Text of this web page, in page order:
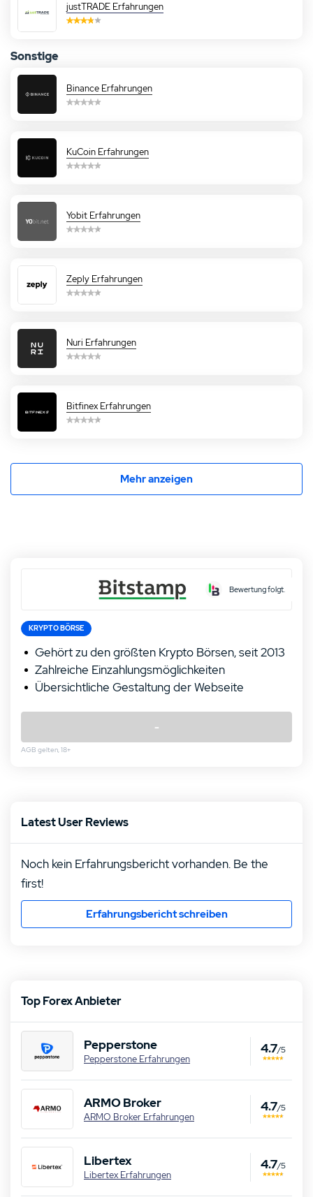
justTRADE Erfahrungen
Sonstige
Binance Erfahrungen
KuCoin Erfahrungen
Yobit Erfahrungen
Zeply Erfahrungen
Nuri Erfahrungen
Bitfinex Erfahrungen
Mehr anzeigen
KRYPTO BÖRSE
Bewertung folgt.
Gehört zu den größten Krypto Börsen, seit 2013
Zahlreiche Einzahlungsmöglichkeiten
Übersichtliche Gestaltung der Webseite
-
AGB gelten, 18+
Latest User Reviews
Noch kein Erfahrungsbericht vorhanden. Be the
first!
Erfahrungsbericht schreiben
Top Forex Anbieter
Pepperstone
Pepperstone Erfahrungen
4.7/5
ARMO Broker
ARMO Broker Erfahrungen
4.7/5
Libertex
Libertex Erfahrungen
4.7/5